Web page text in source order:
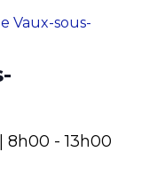
Vaux-sous-
8h00 -13h00